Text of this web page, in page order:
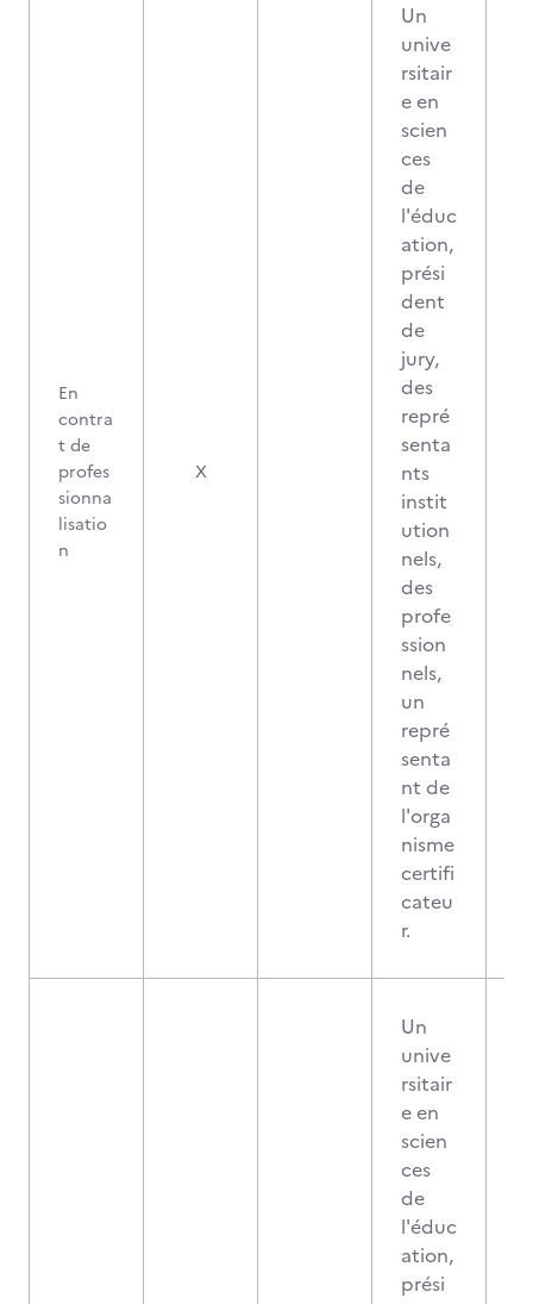
En
contra
t de
profes
sionna
lisatio
n
X
Un
unive
rsitair
e en
scien
ces
de
l'éduc
ation,
prési
dent
de
jury,
des
repré
senta
nts
instit
ution
nels,
des
profe
ssion
nels,
un
repré
senta
nt de
l'orga
nisme
certifi
cateu
r.
Un
unive
rsitair
e en
scien
ces
de
l'éduc
ation,
prési